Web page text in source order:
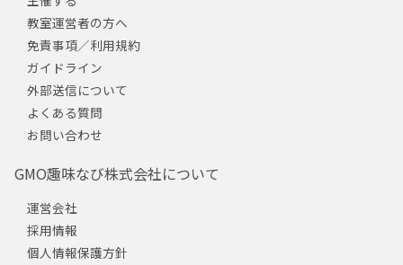
教室運営者の方へ
免責事項／利用規約
ガイドライン
外部送信について
よくある質問
お問い合わせ
GMO趣味なび株式会社について
運営会社
採用情報
個人情報保護方針